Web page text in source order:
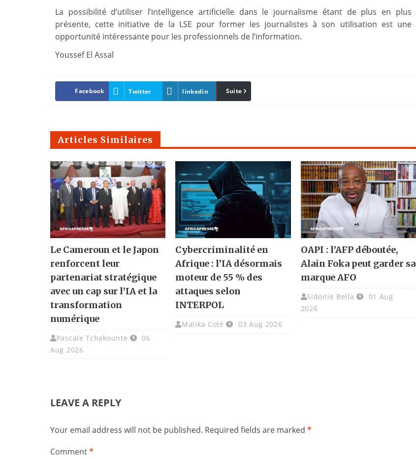
La possibilité d’utiliser l’intelligence artificielle dans le journalisme étant de plus en plus
présente, cette initiative de la LSE pour former les journalistes à son utilisation est une
opportunité intéressante pour les professionnels de l’information.
Youssef El Assal
Facebook Twitter linkedin Pinterest
Suite
Articles Similaires
Le Cameroun et le Japon
renforcent leur
partenariat stratégique
avec un cap sur l’IA et la
transformation
numérique
Pascale Tchakounte
06
Aug 2026
Cybercriminalité en
Afrique : l’IA désormais
moteur de 55 % des
attaques selon
INTERPOL
Malika Coté 03 Aug 2026
OAPI : l’AFP déboutée,
Alain Foka peut garder sa
marque AFO
Sidonie Bella
01 Aug
2026
LEAVE A REPLY
Your email address will not be published. Required fields are marked *
Comment*